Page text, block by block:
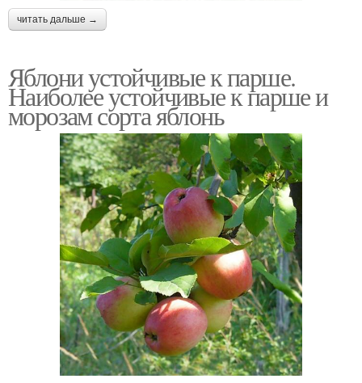
читать дальше →
Яблони устойчивые к парше.
Наиболее устойчивые к парше и
морозам сорта яблонь